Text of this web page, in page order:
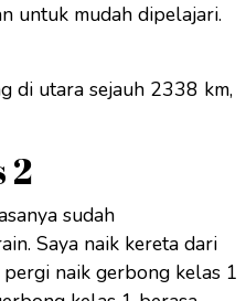
untuk mudah dipelajari.
di utara sejauh 2338 km,
2
sudah
Saya naik kereta dari
naik gerbong kelas 1